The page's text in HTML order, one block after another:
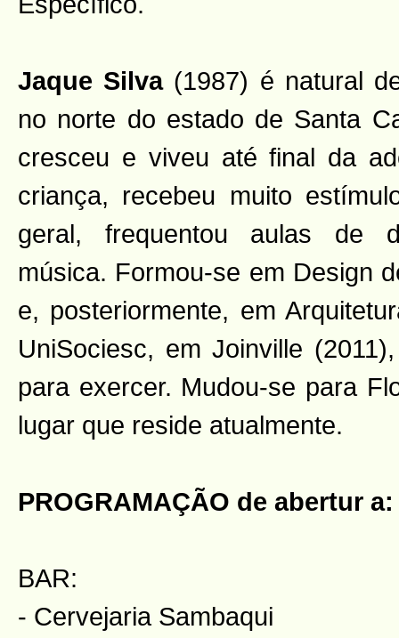
Jaque Silva(1987) é natural
no norte do estado de Santa
cresceu e viveu até final da
criança, recebeu muito
geral, frequentou aulas de
música. Formou-se em Design
e, posteriormente, em
UniSociesc, em Joinville
para exercer. Mudou-se para
lugar que reside atualmente.
PROGRAMAÇÃO de abertur a:
BAR:
- Cervejaria Sambaqui